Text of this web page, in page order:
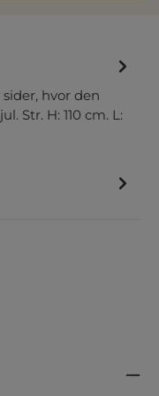
hvor den
Str. H: 110 cm. L: